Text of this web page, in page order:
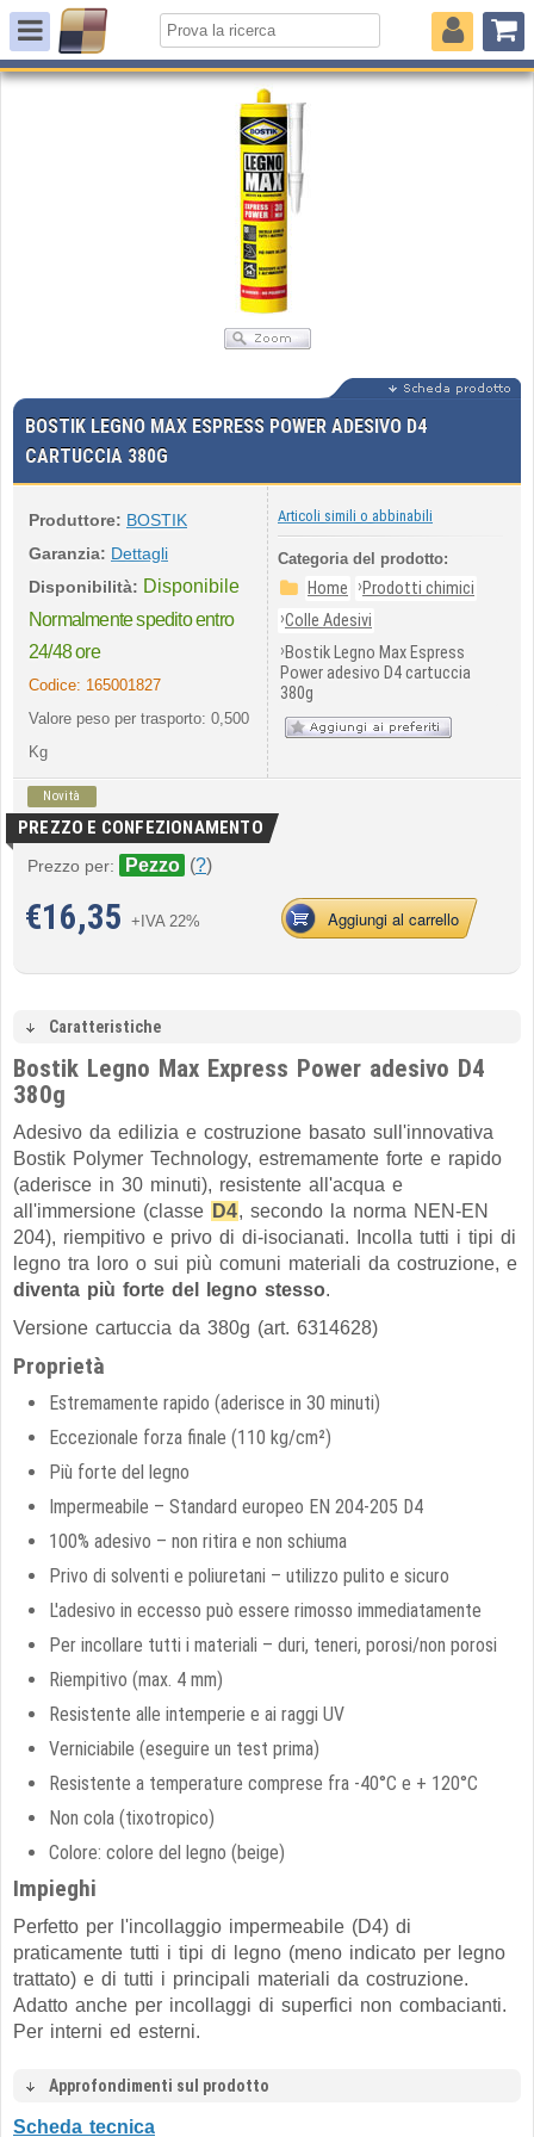
BOSTIK LEGNO MAX ESPRESS POWER ADESIVO D4
CARTUCCIA 380G
Produttore: BOSTIK
Garanzia: Dettagli
Disponibilità: Disponibile
Normalmente spedito entro
24/48 ore
Codice: 165001827
Valore peso per trasporto: 0,500
Kg
Articoli simili o abbinabili
Categoria del prodotto:
Home ›Prodotti chimici
›Colle Adesivi
›Bostik Legno Max Espress
Power adesivo D4 cartuccia
380g
Novità
PREZZO E CONFEZIONAMENTO
Prezzo per: Pezzo (?)
€16,35 +IVA 22% Aggiungi al carrello
Caratteristiche
Bostik Legno Max Express Power adesivo D4
380g
Adesivo da edilizia e costruzione basato sull'innovativa
Bostik Polymer Technology, estremamente forte e rapido
(aderisce in 30 minuti), resistente all'acqua e
all'immersione (classe D4, secondo la norma NEN-EN
204), riempitivo e privo di di-isocianati. Incolla tutti i tipi di
legno tra loro o sui più comuni materiali da costruzione, e
diventa più forte del legno stesso.
Versione cartuccia da 380g (art. 6314628)
Proprietà
Estremamente rapido (aderisce in 30 minuti)
Eccezionale forza finale (110 kg/cm²)
Più forte del legno
Impermeabile – Standard europeo EN 204-205 D4
100% adesivo – non ritira e non schiuma
Privo di solventi e poliuretani – utilizzo pulito e sicuro
L'adesivo in eccesso può essere rimosso immediatamente
Per incollare tutti i materiali – duri, teneri, porosi/non porosi
Riempitivo (max. 4 mm)
Resistente alle intemperie e ai raggi UV
Verniciabile (eseguire un test prima)
Resistente a temperature comprese fra -40°C e + 120°C
Non cola (tixotropico)
Colore: colore del legno (beige)
Impieghi
Perfetto per l'incollaggio impermeabile (D4) di
praticamente tutti i tipi di legno (meno indicato per legno
trattato) e di tutti i principali materiali da costruzione.
Adatto anche per incollaggi di superfici non combacianti.
Per interni ed esterni.
Approfondimenti sul prodotto
Scheda tecnica